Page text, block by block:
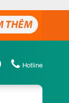
Hotline